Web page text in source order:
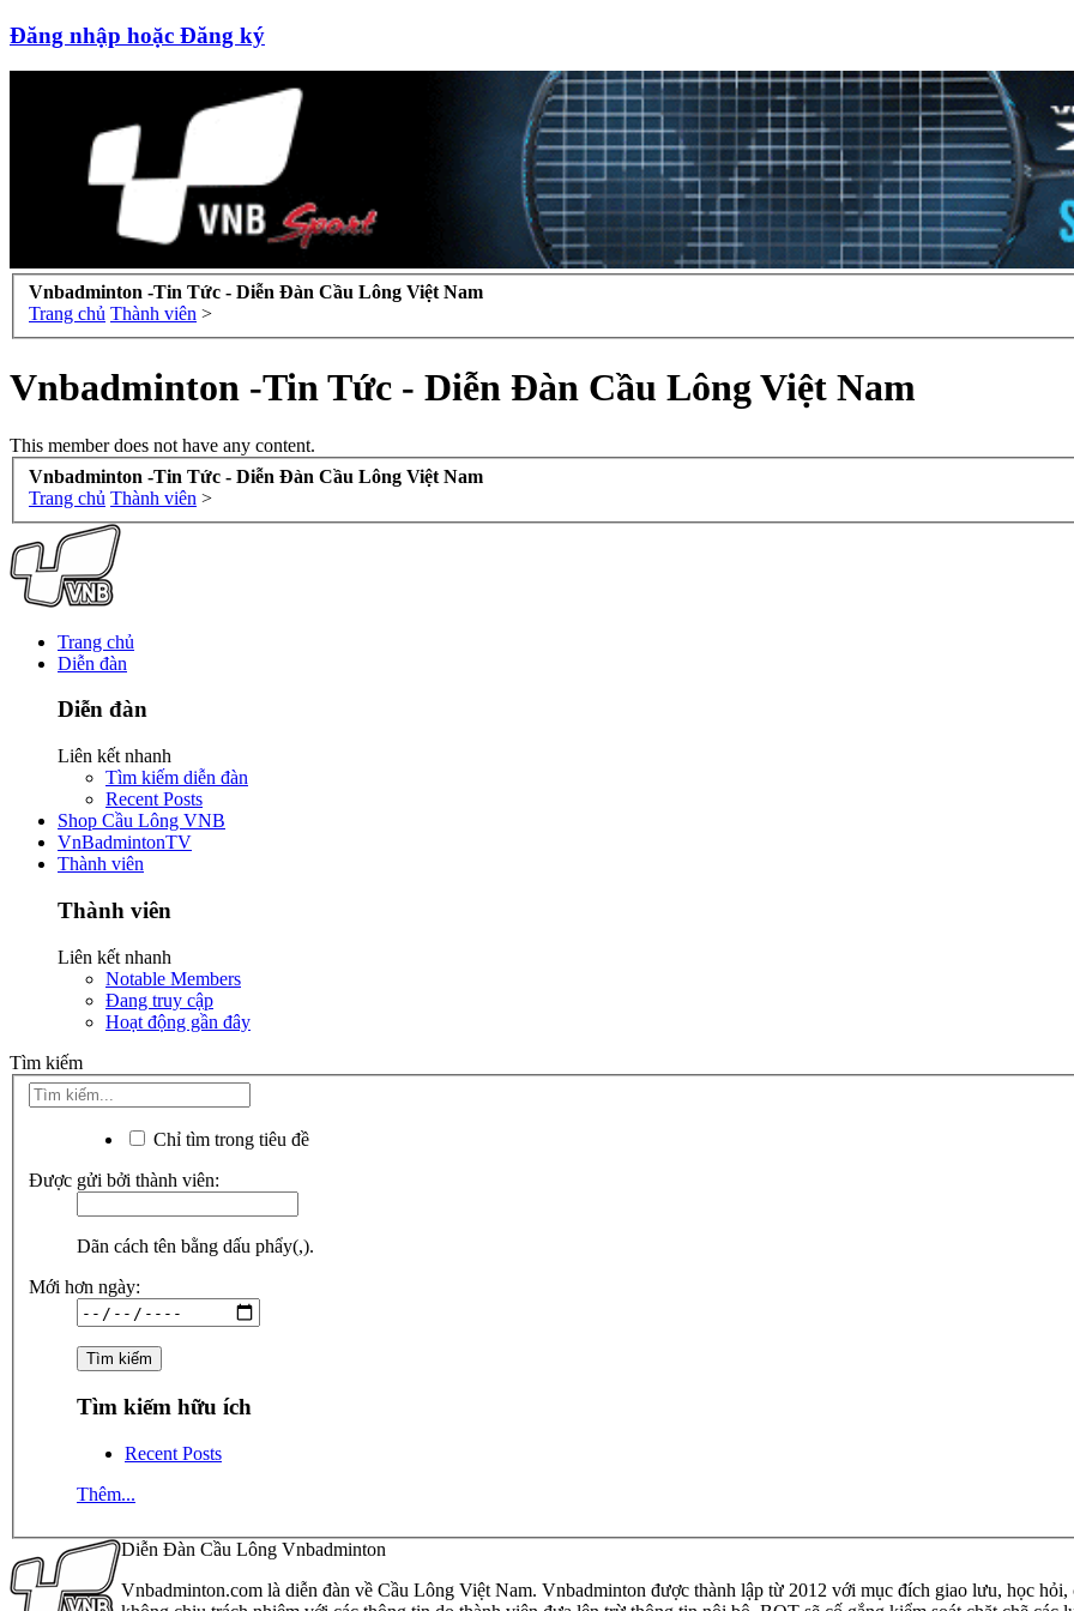
Đăng nhập hoặc Đăng ký
Vnbadminton -Tin Tức - Diễn Đàn Cầu Lông Việt Nam
Trang chủ Thành viên >
Vnbadminton -Tin Tức - Diễn Đàn Cầu Lông Việt Nam
This member does not have any content.
Vnbadminton -Tin Tức - Diễn Đàn Cầu Lông Việt Nam
Trang chủ Thành viên >
Trang chủ
Diễn đàn
Diễn đàn
Liên kết nhanh
Tìm kiếm diễn đàn
Recent Posts
Shop Cầu Lông VNB
VnBadmintonTV
Thành viên
Thành viên
Liên kết nhanh
Notable Members
Đang truy cập
Hoạt động gần đây
Tìm kiếm
Chỉ tìm trong tiêu đề
Được gửi bởi thành viên:
Dãn cách tên bằng dấu phẩy(,).
Mới hơn ngày:
Tìm kiếm hữu ích
Recent Posts
Thêm...
Diễn Đàn Cầu Lông Vnbadminton
Vnbadminton.com là diễn đàn về Cầu Lông Việt Nam. Vnbadminton được thành lập từ 2012 với mục đích giao lưu, học